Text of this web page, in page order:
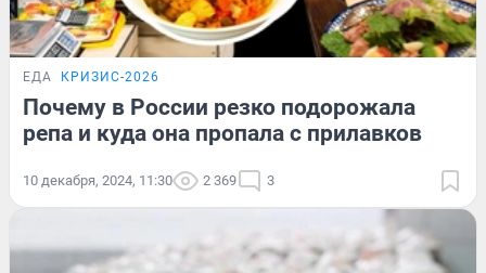
ЕДА КРИЗИС-2026
Почему в России резко подорожала
репа и куда она пропала с прилавков
10 декабря, 2024, 11:30 2 369 3